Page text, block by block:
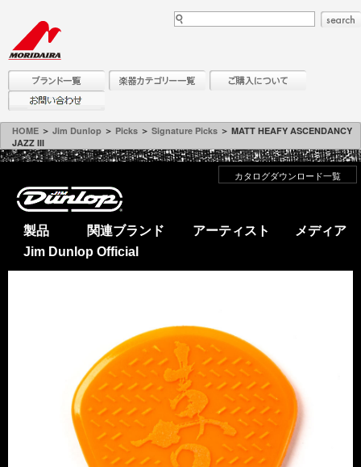
HOME ＞ Jim Dunlop ＞ Picks ＞ Signature Picks ＞ MATT HEAFY ASCENDANCY
JAZZ III
カタログダウンロード一覧
製品 関連ブランド アーティスト
メディア
Jim Dunlop Official